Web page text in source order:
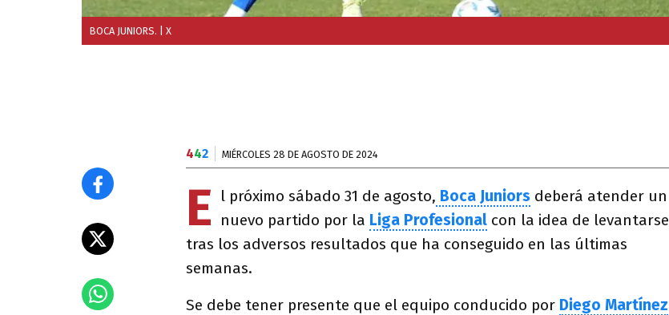
BOCA JUNIORS. | X
442 MIÉRCOLES 28 DE AGOSTO DE 2024
E l próximo sábado 31 de agosto, Boca Juniors deberá atender un
nuevo partido por la Liga Profesional con la idea de levantarse
tras los adversos resultados que ha conseguido en las últimas
semanas.
Se debe tener presente que el equipo conducido por Diego Martínez